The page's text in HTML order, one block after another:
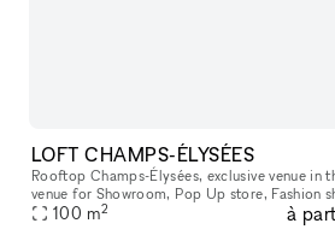
LOFT CHAMPS-ÉLYSÉES
Rooftop Champs-Élysées, exclusive venue in
venue for Showroom, Pop Up store, Fashion
100 m2 à